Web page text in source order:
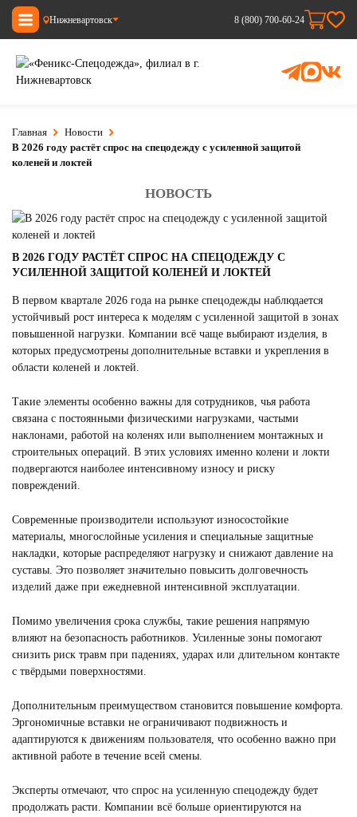
Нижневартовск 8 (800) 700-60-24
Главная
Новости
В 2026 году растёт спрос на спецодежду с усиленной защитой
коленей и локтей
НОВОСТЬ
В 2026 ГОДУ РАСТЁТ СПРОС НА СПЕЦОДЕЖДУ С
УСИЛЕННОЙ ЗАЩИТОЙ КОЛЕНЕЙ И ЛОКТЕЙ
В первом квартале 2026 года на рынке спецодежды наблюдается
устойчивый рост интереса к моделям с усиленной защитой в зонах
повышенной нагрузки. Компании всё чаще выбирают изделия, в
которых предусмотрены дополнительные вставки и укрепления в
области коленей и локтей.
Такие элементы особенно важны для сотрудников, чья работа
связана с постоянными физическими нагрузками, частыми
наклонами, работой на коленях или выполнением монтажных и
строительных операций. В этих условиях именно колени и локти
подвергаются наиболее интенсивному износу и риску
повреждений.
Современные производители используют износостойкие
материалы, многослойные усиления и специальные защитные
накладки, которые распределяют нагрузку и снижают давление на
суставы. Это позволяет значительно повысить долговечность
изделий даже при ежедневной интенсивной эксплуатации.
Помимо увеличения срока службы, такие решения напрямую
влияют на безопасность работников. Усиленные зоны помогают
снизить риск травм при падениях, ударах или длительном контакте
с твёрдыми поверхностями.
Дополнительным преимуществом становится повышение комфорта.
Эргономичные вставки не ограничивают подвижность и
адаптируются к движениям пользователя, что особенно важно при
активной работе в течение всей смены.
Эксперты отмечают, что спрос на усиленную спецодежду будет
продолжать расти. Компании всё больше ориентируются на